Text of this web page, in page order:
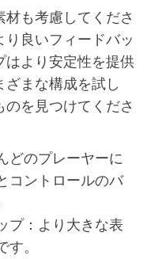
も考慮してくださ
良いフィードバッ
はより安定性を提供
まな構成を試し
を見つけてくださ
どのプレーヤーに
コントロールのバ
プ：より大きな表
。